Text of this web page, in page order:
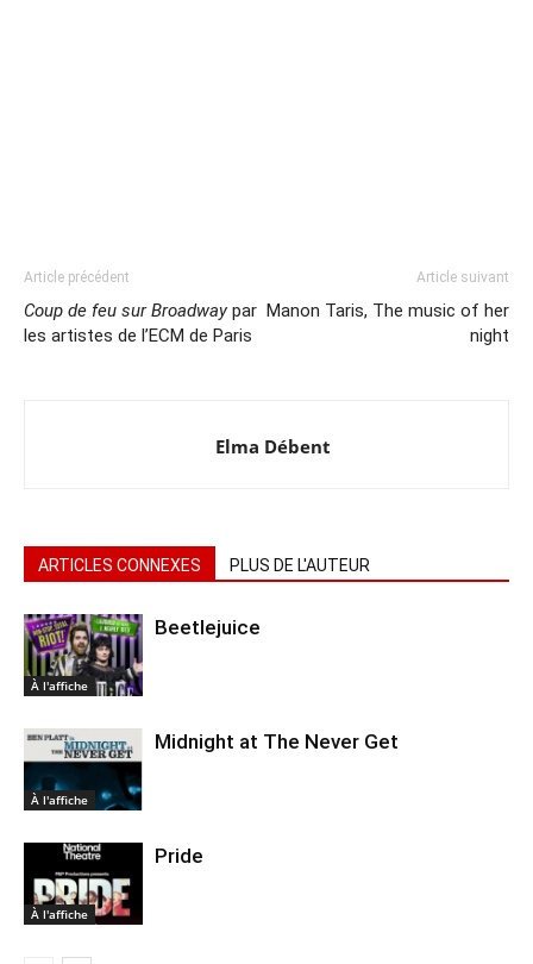
Article précédent
Coup de feu sur Broadwaypar
les artistes de l’ECM de Paris
Article suivant
Manon Taris, The music of her
night
Elma Débent
ARTICLES CONNEXES PLUS DE L'AUTEUR
À l'affiche
Beetlejuice
À l'affiche
Midnight at The Never Get
À l'affiche
Pride